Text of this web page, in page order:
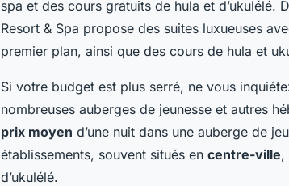
spa et des cours gratuits de hula et d’ukulélé.
Resort & Spa propose des suites luxueuses
premier plan, ainsi que des cours de hula et
Si votre budget est plus serré, ne vous
nombreuses auberges de jeunesse et autres
prix moyen d’une nuit dans une auberge de
établissements, souvent situés en centre-ville,
d’ukulélé.